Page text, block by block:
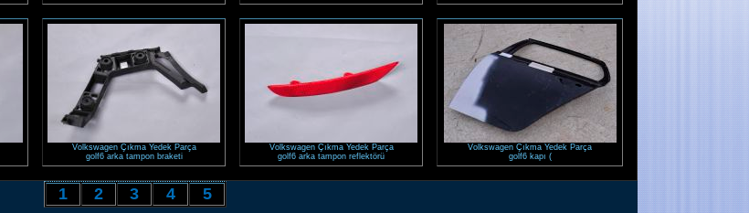
Volkswagen Çıkma Yedek Parça
golf6 arka tampon braketi
Volkswagen Çıkma Yedek Parça
golf6 arka tampon reflektörü
Volkswagen Çıkma Yedek Parça
golf6 kapı (
1 2 3 4 5